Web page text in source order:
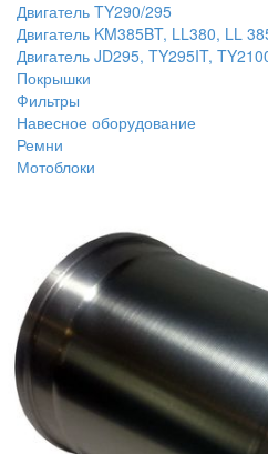
Двигатель TY290/295
Двигатель KM385BT, LL380, LL
Двигатель JD295, TY295IT,
Покрышки
Фильтры
Навесное оборудование
Ремни
Мотоблоки